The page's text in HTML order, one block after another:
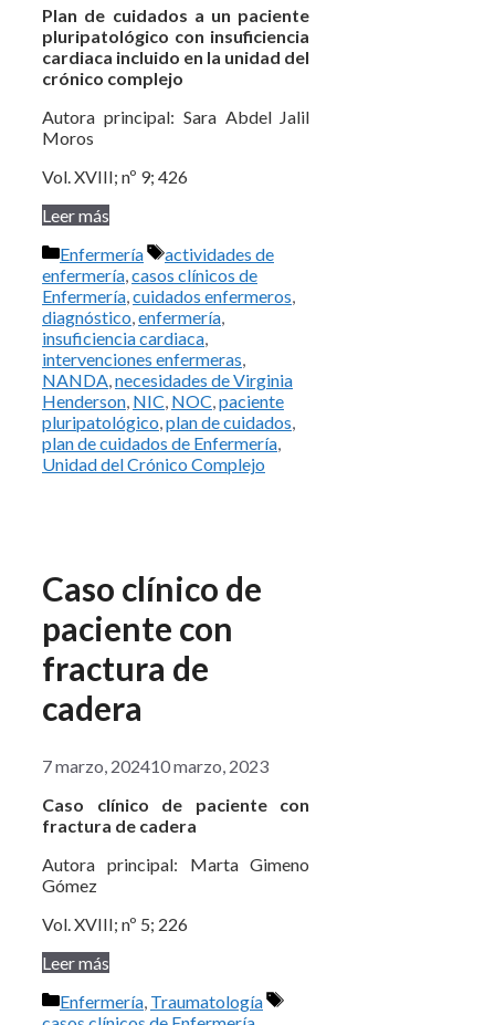
Plan de cuidados a un paciente
pluripatológico con insuficiencia
cardiaca incluido en la unidad del
crónico complejo
Autora principal: Sara Abdel Jalil
Moros
Vol. XVIII; nº 9; 426
Leer más
Categorías
Enfermería Etiquetas
actividades de
enfermería,casos clínicos de
Enfermería,cuidados enfermeros,
diagnóstico,enfermería,
insuficiencia cardiaca,
intervenciones enfermeras,
NANDA,necesidades de Virginia
Henderson, NIC, NOC,paciente
pluripatológico,plan de cuidados,
plan de cuidados de Enfermería,
Unidad del Crónico Complejo
Caso clínico de
paciente con
fractura de
cadera
7 marzo, 202410 marzo, 2023
Caso clínico de paciente con
fractura de cadera
Autora principal: Marta Gimeno
Gómez
Vol. XVIII; nº 5; 226
Leer más
Categorías
Enfermería, Traumatología
Etiquetas